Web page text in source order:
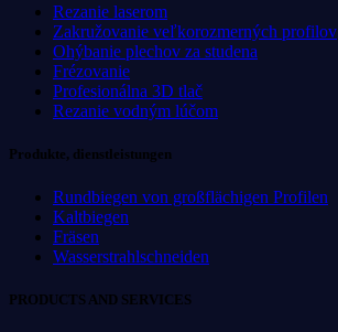
Rezanie laserom
Zakružovanie veľkorozmerných profilov
Ohýbanie plechov za studena
Frézovanie
Profesionálna 3D tlač
Rezanie vodným lúčom
Produkte, dienstleistungen
Rundbiegen von großflächigen Profilen
Kaltbiegen
Fräsen
Wasserstrahlschneiden
PRODUCTS AND SERVICES